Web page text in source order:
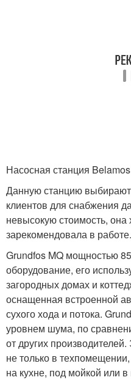
Насосная станция
Данную станцию
клиентов для снабжения
невысокую стоимость,
зарекомендовала в работе.
Grundfos MQ мощностью
оборудование, его
загородных домах и
оснащенная встроенной
сухого хода и потока.
уровнем шума, по
от других
не только в
на кухне, под мойкой или